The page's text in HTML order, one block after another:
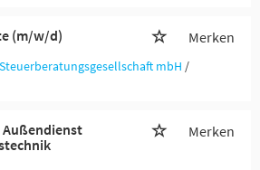
(m/w/d) Merken
mbH /
Merken